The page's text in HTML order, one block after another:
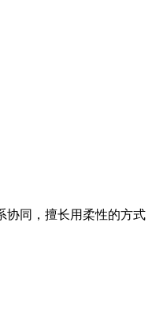
协同，擅长用柔性的方式